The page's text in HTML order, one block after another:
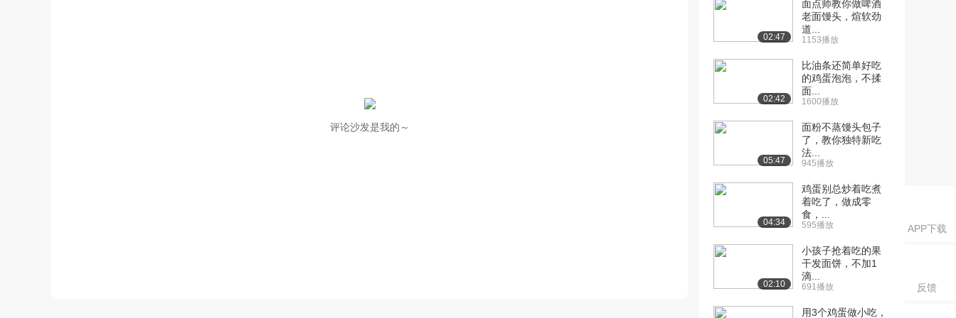
APP下载
反馈
评论沙发是我的～
02:47
面点师教你做啤酒
老面馒头，煊软劲
道...
1153播放
02:42
比油条还简单好吃
的鸡蛋泡泡，不揉
面...
1600播放
05:47
面粉不蒸馒头包子
了，教你独特新吃
法...
945播放
04:34
鸡蛋别总炒着吃煮
着吃了，做成零
食，...
595播放
02:10
小孩子抢着吃的果
干发面饼，不加1
滴...
691播放
用3个鸡蛋做小吃，